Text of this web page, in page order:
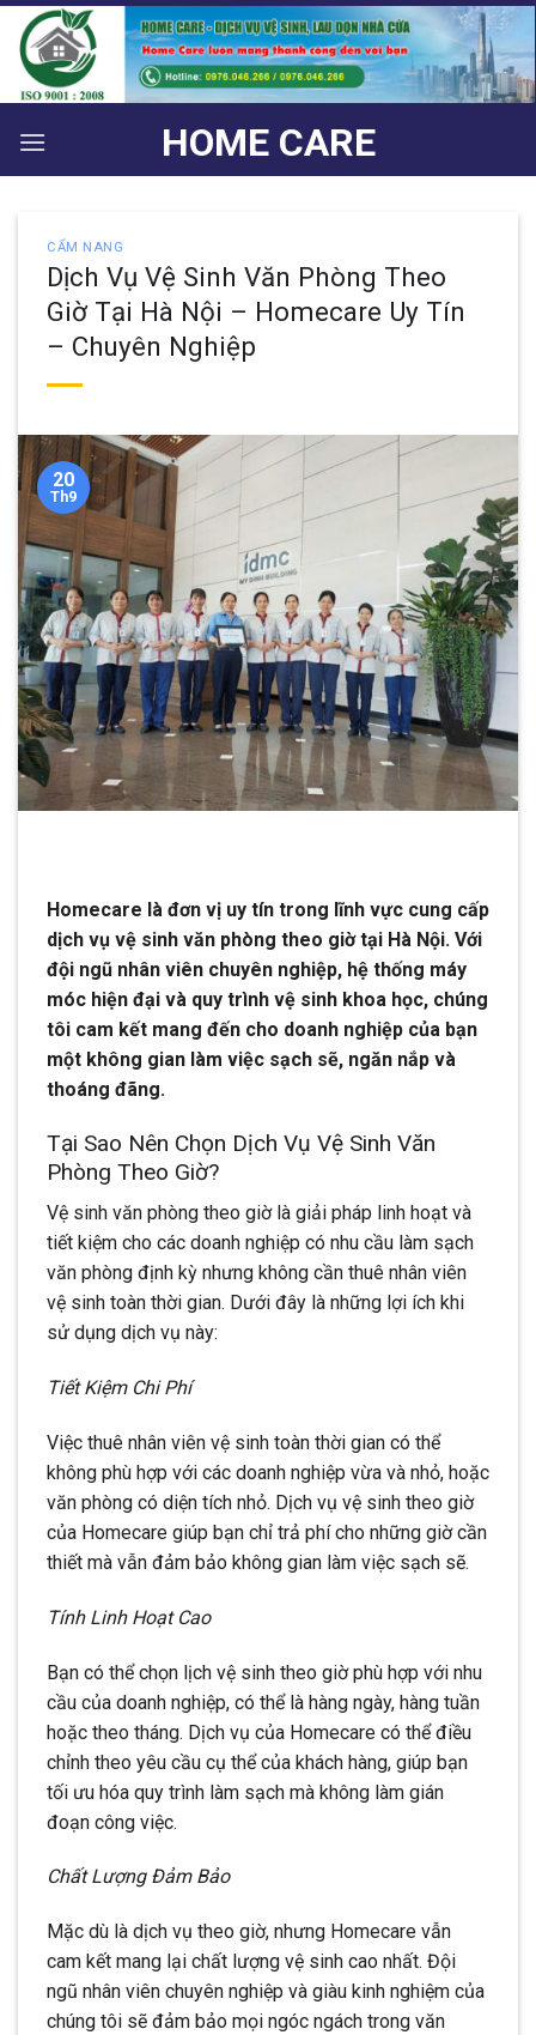
Bỏ
qua
nội
dung
HOME CARE
CẨM NANG
Dịch Vụ Vệ Sinh Văn Phòng Theo
Giờ Tại Hà Nội – Homecare Uy Tín
– Chuyên Nghiệp
20
Th9
Homecare là đơn vị uy tín trong lĩnh vực cung cấp
dịch vụ vệ sinh văn phòng theo giờ tại Hà Nội. Với
đội ngũ nhân viên chuyên nghiệp, hệ thống máy
móc hiện đại và quy trình vệ sinh khoa học, chúng
tôi cam kết mang đến cho doanh nghiệp của bạn
một không gian làm việc sạch sẽ, ngăn nắp và
thoáng đãng.
Tại Sao Nên Chọn Dịch Vụ Vệ Sinh Văn
Phòng Theo Giờ?
Vệ sinh văn phòng theo giờ là giải pháp linh hoạt và
tiết kiệm cho các doanh nghiệp có nhu cầu làm sạch
văn phòng định kỳ nhưng không cần thuê nhân viên
vệ sinh toàn thời gian. Dưới đây là những lợi ích khi
sử dụng dịch vụ này:
Tiết Kiệm Chi Phí
Việc thuê nhân viên vệ sinh toàn thời gian có thể
không phù hợp với các doanh nghiệp vừa và nhỏ, hoặc
văn phòng có diện tích nhỏ. Dịch vụ vệ sinh theo giờ
của Homecare giúp bạn chỉ trả phí cho những giờ cần
thiết mà vẫn đảm bảo không gian làm việc sạch sẽ.
Tính Linh Hoạt Cao
Bạn có thể chọn lịch vệ sinh theo giờ phù hợp với nhu
cầu của doanh nghiệp, có thể là hàng ngày, hàng tuần
hoặc theo tháng. Dịch vụ của Homecare có thể điều
chỉnh theo yêu cầu cụ thể của khách hàng, giúp bạn
tối ưu hóa quy trình làm sạch mà không làm gián
đoạn công việc.
Chất Lượng Đảm Bảo
Mặc dù là dịch vụ theo giờ, nhưng Homecare vẫn
cam kết mang lại chất lượng vệ sinh cao nhất. Đội
ngũ nhân viên chuyên nghiệp và giàu kinh nghiệm của
chúng tôi sẽ đảm bảo mọi ngóc ngách trong văn